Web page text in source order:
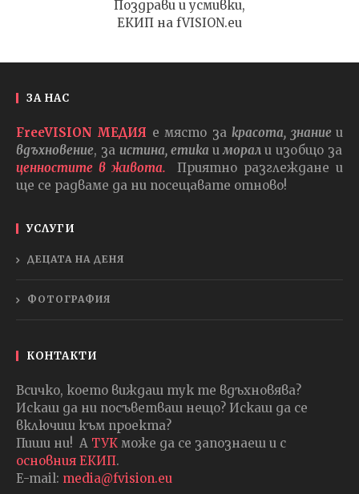
Поздрави и усмивки,
ЕКИП на fVISION.eu
ЗА НАС
FreeVISION МЕДИЯ е място закрасота, знаниеи
вдъхновение, за истина, етика и морали изобщо за
ценностите в живота.
Приятно разглеждане и
ще се радваме да ни посещавате отново!
УСЛУГИ
ДЕЦАТА НА ДЕНЯ
ФОТОГРАФИЯ
КОНТАКТИ
Всичко, което виждаш тук те вдъхновява?
Искаш да ни посъветваш нещо? Искаш да се
включиш към проекта?
Пиши ни! А ТУК може да се запознаеш и с
основния ЕКИП.
E-mail: media@fvision.eu